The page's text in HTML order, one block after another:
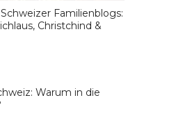
Familienblogs:
Christchind &
Warum in die